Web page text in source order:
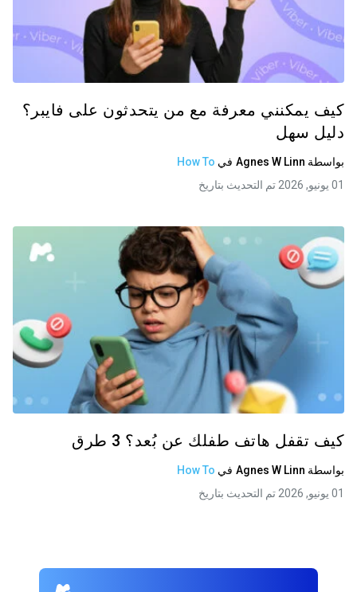
كيف يمكنني معرفة مع من يتحدثون على فايبر؟
دليل سهل
بواسطة Agnes W Linn في How To
01 يونيو, 2026 تم التحديث بتاريخ
كيف تقفل هاتف طفلك عن بُعد؟ 3 طرق
بواسطة Agnes W Linn في How To
01 يونيو, 2026 تم التحديث بتاريخ